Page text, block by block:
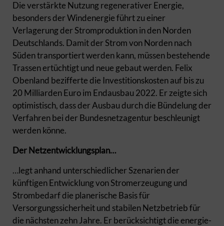
Die verstärkte Nutzung regenerativer Energie,
besonders der Windenergie führt zu einer
Verlagerung der Stromproduktion in den Norden
Deutschlands. Damit der Strom von Norden nach
Süden transportiert werden kann, müssen bestehende
Trassen ertüchtigt und neue gebaut werden. Felix
Obenland bezifferte die Investitionskosten auf bis zu
20 Milliarden Euro im Endausbau 2022. Er zeigte sich
optimistisch, dass der Ausbau durch die Bündelung der
Verfahren bei der Bundesnetzagentur beschleunigt
werden könne.
Der Netzentwicklungsplan…
…legt anhand unterschiedlicher Szenarien der
künftigen Entwicklung von Stromerzeugung und
Strombedarf die planerische Basis für
Versorgungssicherheit und stabilen Netzbetrieb für
die nächsten zehn Jahre. Er berücksichtigt die energie-